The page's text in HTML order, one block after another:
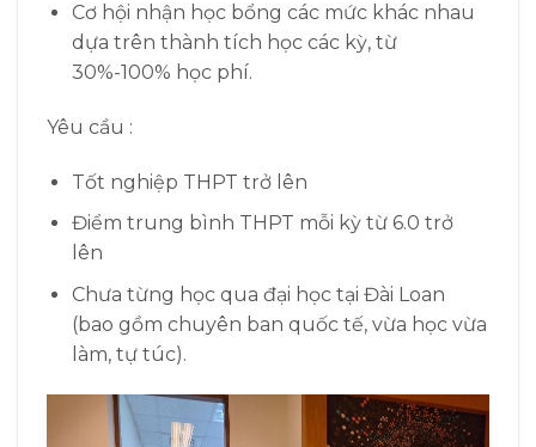
Cơ hội nhận học bổng các mức khác nhau
dựa trên thành tích học các kỳ, từ
30%-100% học phí.
Yêu cầu :
Tốt nghiệp THPT trở lên
Điểm trung bình THPT mỗi kỳ từ 6.0 trở
lên
Chưa từng học qua đại học tại Đài Loan
(bao gồm chuyên ban quốc tế, vừa học vừa
làm, tự túc).